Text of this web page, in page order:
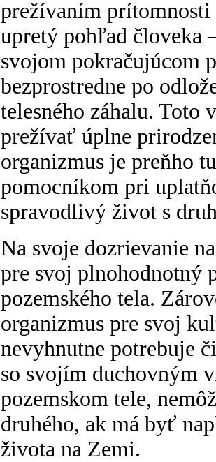
prežívaním
upretý pohľad človeka
svojom pokračujúcom
bezprostredne po
telesného záhalu. Toto
prežívať úplne
organizmus je preňho
pomocníkom pri
spravodlivý život s
Na svoje dozrievanie
pre svoj plnohodnotný
pozemského tela.
organizmus pre svoj
nevyhnutne potrebuje
so svojím duchovným
pozemskom tele,
druhého, ak má byť
života na Zemi.